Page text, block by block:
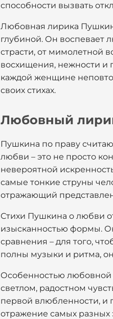
способности вызвать
Любовная лирика
глубиной. Он воспевает
страсти, от мимолетной
восхищения, нежности и
каждой женщине
своих стихах.
Любовный
Пушкина по праву
любви – это не просто
невероятной
самые тонкие струны
отражающий
Стихи Пушкина о любви
изысканностью формы.
сравнения – для того,
полны музыки и ритма,
Особенностью любовной
светлом, радостном
первой влюбленности, и
отражение самых разных